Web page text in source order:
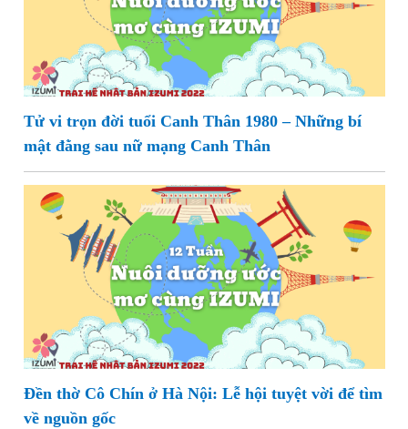
Tử vi trọn đời tuổi Canh Thân 1980 – Những bí
mật đằng sau nữ mạng Canh Thân
Đền thờ Cô Chín ở Hà Nội: Lễ hội tuyệt vời để tìm
về nguồn gốc